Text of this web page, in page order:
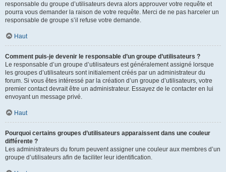
responsable du groupe d’utilisateurs devra alors approuver votre requête et
pourra vous demander la raison de votre requête. Merci de ne pas harceler un
responsable de groupe s’il refuse votre demande.
Haut
Comment puis-je devenir le responsable d’un groupe d’utilisateurs ?
Le responsable d’un groupe d’utilisateurs est généralement assigné lorsque
les groupes d’utilisateurs sont initialement créés par un administrateur du
forum. Si vous êtes intéressé par la création d’un groupe d’utilisateurs, votre
premier contact devrait être un administrateur. Essayez de le contacter en lui
envoyant un message privé.
Haut
Pourquoi certains groupes d’utilisateurs apparaissent dans une couleur
différente ?
Les administrateurs du forum peuvent assigner une couleur aux membres d’un
groupe d’utilisateurs afin de faciliter leur identification.